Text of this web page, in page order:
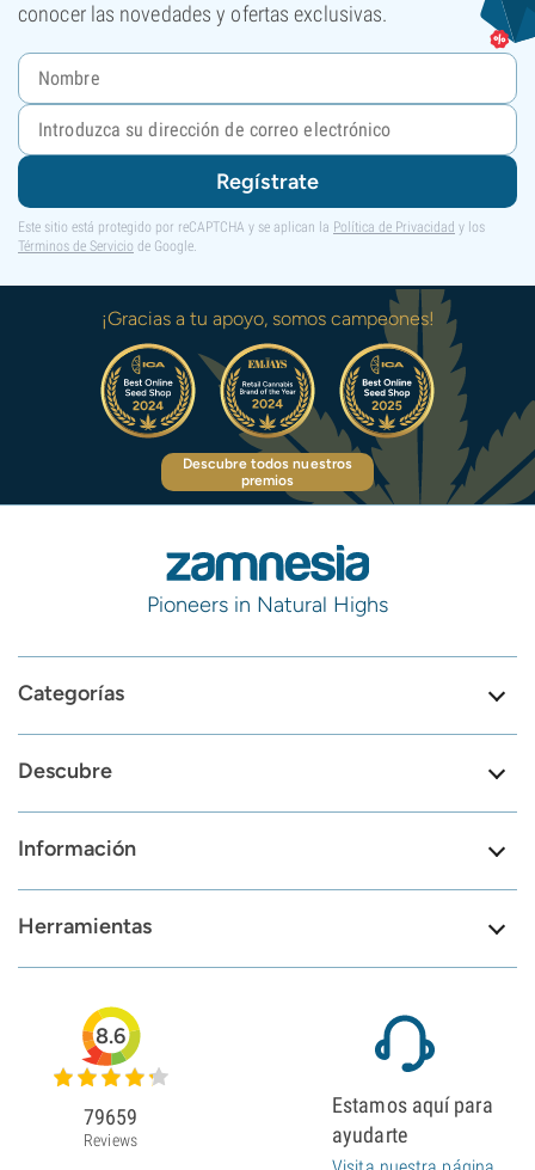
conocer las novedades y ofertas exclusivas.
Regístrate
Este sitio está protegido por reCAPTCHA y se aplican la Política de Privacidad y los
Términos de Servicio de Google.
¡Gracias a tu apoyo, somos campeones!
Descubre todos nuestros
premios
Pioneers in Natural Highs
Categorías
Descubre
Información
Herramientas
8.6
79659
Reviews
Estamos aquí para
ayudarte